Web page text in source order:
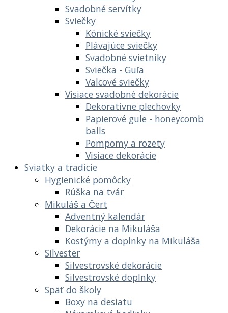
Svadobné servítky
Sviečky
Kónické sviečky
Plávajúce sviečky
Svadobné svietniky
Sviečka - Guľa
Valcové sviečky
Visiace svadobné dekorácie
Dekoratívne plechovky
Papierové gule - honeycomb
balls
Pompomy a rozety
Visiace dekorácie
Sviatky a tradície
Hygienické pomôcky
Rúška na tvár
Mikuláš a Čert
Adventný kalendár
Dekorácie na Mikuláša
Kostýmy a doplnky na Mikuláša
Silvester
Silvestrovské dekorácie
Silvestrovské doplnky
Späť do školy
Boxy na desiatu